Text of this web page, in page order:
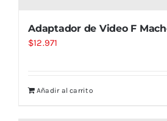
Adaptador de Video F
$12.971
Añadir al carrito